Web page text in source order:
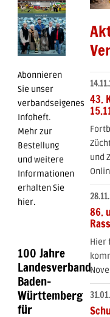
Abonnieren
Sie unser
verbandseigenes
Infoheft.
Mehr zur
Bestellung
und weitere
Informationen
erhalten Sie
hier.
100 Jahre
Landesverband
Baden-
Württemberg
für
43.
und
86.
Hier